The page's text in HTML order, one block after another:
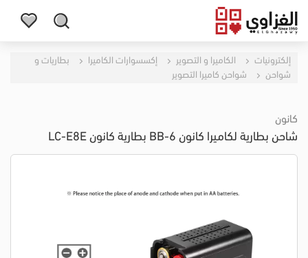
إلكترونيات الكاميرا و التصوير إكسسوارات الكاميرا
بطاريات و
شواحن
شواحن كاميرا التصوير
كانون
شاحن بطارية لكاميرا كانون BB-6 بطارية كانون LC-E8E